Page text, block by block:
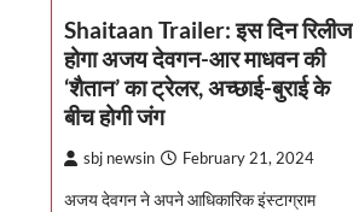
Shaitaan Trailer: इस दिन रिलीज
होगा अजय देवगन-आर माधवन की
‘शैतान’ का ट्रेलर, अच्छाई-बुराई के
बीच होगी जंग
sbj newsin February 21, 2024
अजय देवगन ने अपने आधिकारिक इंस्टाग्राम